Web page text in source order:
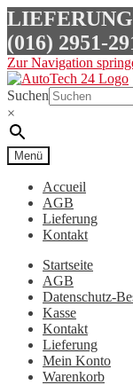
(016) 2951-
Zur Navigation
Suchen
×
Menü
Accueil
AGB
Lieferung
Kontakt
Startseite
AGB
Datenschutz-
Kasse
Kontakt
Lieferung
Mein Konto
Warenkorb